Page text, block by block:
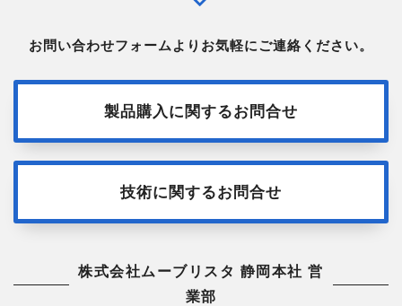
お問い合わせフォームよりお気軽にご連絡ください。
製品購入に関するお問合せ
技術に関するお問合せ
株式会社ムーブリスタ 静岡本社 営
業部